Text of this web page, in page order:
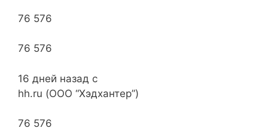
76 576
76 576
16 дней назад с
hh.ru (ООО “Хэдхантер”)
76 576